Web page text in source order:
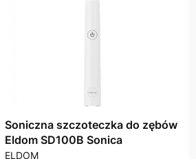
Soniczna szczoteczka do zębów
Eldom SD100B Sonica
PRODUCENT
ELDOM